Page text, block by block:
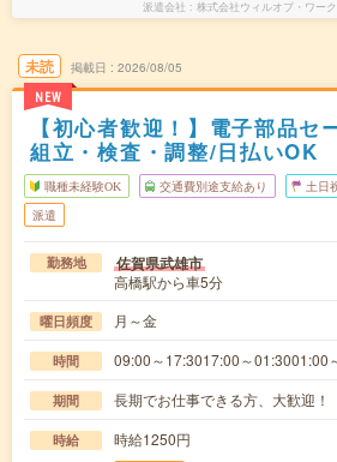
派遣会社 株式会社ウィルオブ・ワー
未読
NEW
掲載日 2026/08/05
【初心者歓迎！】電子部品セ
組立・検査・調整/日払いOK
職種未経験OK 交通費別途支給あり 土日
派遣
勤務地 佐賀県武雄市
高橋駅から車5分
曜日頻度 月～金
時間 09:00～17:3017:00～01:3001:00
期間 長期でお仕事できる方、大歓迎！
時給 時給1250円